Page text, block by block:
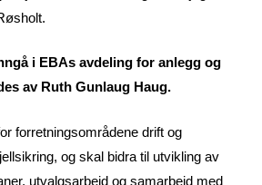
i EBAs avdeling for anlegg og
av Ruth Gunlaug Haug.
forretningsområdene drift og
og skal bidra til utvikling av
utvalgsarbeid og samarbeid med